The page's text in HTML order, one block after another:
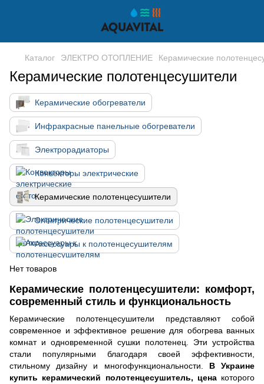
Каталог ЭЛЕКТРО ОТОПЛЕНИЕ Керамические
Керамические полотенцесушители
Керамические обогреватели
Инфракрасные панельные обогреватели
Электрорадиаторы
Конвекторы электрические
Керамические полотенцесушители
Электрические полотенцесушители
Аксессуары к полотенцесушителям
Нет товаров
Керамические полотенцесушители: комфорт,
современный стиль и функциональность
Керамические полотенцесушители представляют собой
современное и эффективное решение для обогрева ванных
комнат и одновременной сушки полотенец. Эти устройства
стали популярными благодаря своей эффективности,
стильному дизайну и многофункциональности. В Украине
купить керамический полотенцесушитель, ценакоторого